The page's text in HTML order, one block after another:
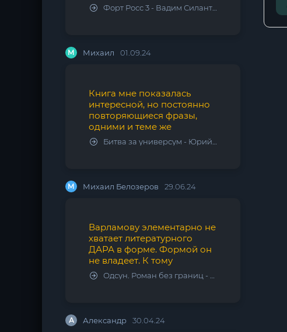
Форт Росс 3 - Вадим Силантьев
М Михаил 01.09.24
Книга мне показалась
интересной, но постоянно
повторяющиеся фразы,
одними и теме же
Битва за универсум - Юрий Тарарев, Александр Тарарев
М Михаил Белозеров 29.06.24
Варламову элементарно не
хватает литературного
ДАРА в форме. Формой он
не владеет. К тому
Одсун. Роман без границ - Алексей Варламов
А Александр 30.04.24